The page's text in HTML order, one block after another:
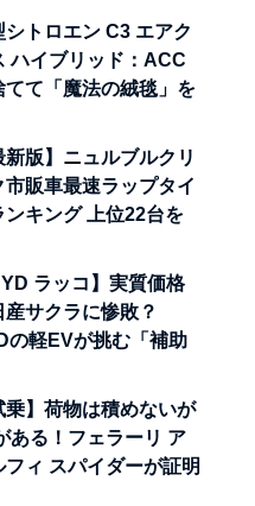
シトロエン C3 エアク
ハイブリッド：ACC
てて「魔法の絨毯」を
新版】ニュルブルクリ
市販車最速ラップタイ
ンキング 上位22台を
ラッコ】実質価格
産サクラに惨敗？
の軽EVが挑む「補助
乗】荷物は積めないが
ある！フェラーリ ア
フィ スパイダーが証明